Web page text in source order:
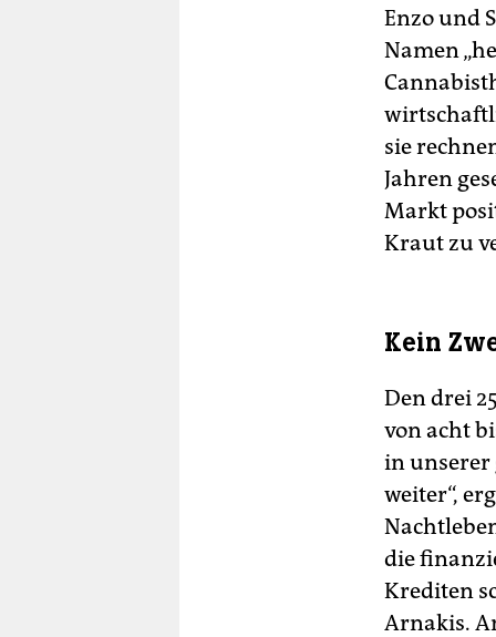
Enzo und
Namen
sie
Jahren
Markt
Kraut zu
Kein
Den drei
von acht
in unserer
weiter“,
die
Krediten
Arnakis.